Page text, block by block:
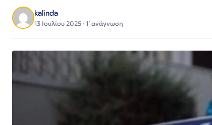
kalinda
13 Ιουλίου 2025 · 1΄ ανάγνωση